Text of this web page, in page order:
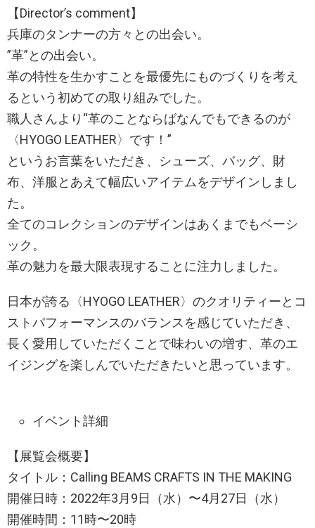
【Director’s comment】
兵庫のタンナーの方々との出会い。
”革”との出会い。
革の特性を生かすことを最優先にものづくりを考え
るという初めての取り組みでした。
職人さんより“革のことならばなんでもできるのが
〈HYOGO LEATHER〉です！”
というお言葉をいただき、シューズ、バッグ、財
布、洋服とあえて幅広いアイテムをデザインしまし
た。
全てのコレクションのデザインはあくまでもベーシ
ック。
革の魅力を最大限表現することに注力しました。
日本が誇る〈HYOGO LEATHER〉のクオリティーとコ
ストパフォーマンスのバランスを感じていただき、
長く愛用していただくことで味わいの増す、革のエ
イジングを楽しんでいただきたいと思っています。
イベント詳細
【展覧会概要】
タイトル：Calling BEAMS CRAFTS IN THE MAKING
開催日時：2022年3月9日（水）〜4月27日（水）
開催時間：11時〜20時